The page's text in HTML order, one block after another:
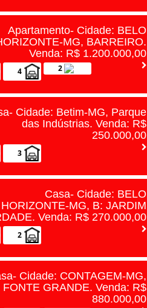
Apartamento- Cidade: BELO
MG, BARREIRO.
Venda: R$ 1.200.000,00
4 2
Cidade: Betim-MG, Parque
das Indústrias. Venda: R$
250.000,00
3
Casa- Cidade: BELO
HORIZONTE-MG, B: JARDIM
Venda: R$ 270.000,00
2
Cidade: CONTAGEM-MG,
FONTE GRANDE. Venda: R$
880.000,00